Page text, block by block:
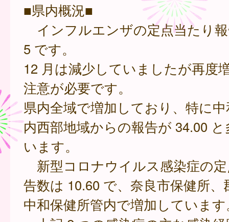
■県内概況■
インフルエンザの定点当たり
5 です。
12 月は減少していましたが再度
注意が必要です。
県内全域で増加しており、特に
内西部地域からの報告が 34.00
います。
新型コロナウイルス感染症の
告数は 10.60 で、奈良市保健所、
中和保健所管内で増加していま